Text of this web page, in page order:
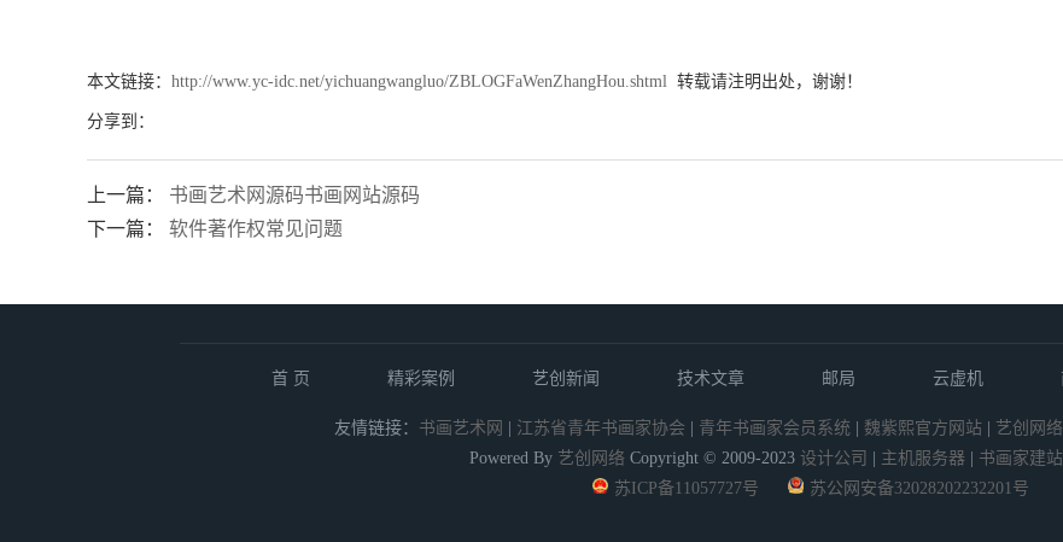
本文链接： http://www.yc-idc.net/yichuangwangluo/ZBLOGFaWenZhangHou.shtml 转载请注明出处，谢谢！
分享到：
上一篇： 书画艺术网源码书画网站源码
下一篇： 软件著作权常见问题
首 页 精彩案例 艺创新闻 技术文章 邮局 云虚机
友情链接： 书画艺术网 江苏省青年书画家协会 青年书画家会员系统 魏紫熙官方网站 艺创网
Powered By 艺创网络 Copyright © 2009-2023 设计公司 主机服务器 书画家建站
苏ICP备11057727号
苏公网安备32028202232201号